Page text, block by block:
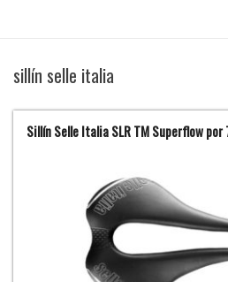
sillín selle italia
Sillín Selle Italia SLR TM Superflow